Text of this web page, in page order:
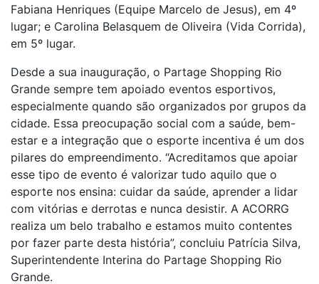
Fabiana Henriques (Equipe Marcelo de Jesus), em 4º
lugar; e Carolina Belasquem de Oliveira (Vida Corrida),
em 5º lugar.
Desde a sua inauguração, o Partage Shopping Rio
Grande sempre tem apoiado eventos esportivos,
especialmente quando são organizados por grupos da
cidade. Essa preocupação social com a saúde, bem-
estar e a integração que o esporte incentiva é um dos
pilares do empreendimento. “Acreditamos que apoiar
esse tipo de evento é valorizar tudo aquilo que o
esporte nos ensina: cuidar da saúde, aprender a lidar
com vitórias e derrotas e nunca desistir. A ACORRG
realiza um belo trabalho e estamos muito contentes
por fazer parte desta história”, concluiu Patrícia Silva,
Superintendente Interina do Partage Shopping Rio
Grande.